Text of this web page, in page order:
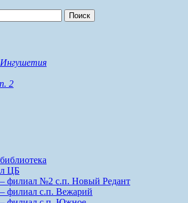
Ингушетия
2
ЦБ
филиал №2 с.п. Новый Редант
филиал с.п. Вежарий